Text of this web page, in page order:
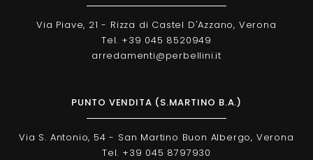
Via Piave, 21 - Rizza di Castel D'Azzano, Verona
Tel. +39 045 8520949
arredamenti@perbellini.it
PUNTO VENDITA (S.MARTINO B.A.)
Via S. Antonio, 54 - San Martino Buon Albergo, Verona
Tel. +39 045 8797930